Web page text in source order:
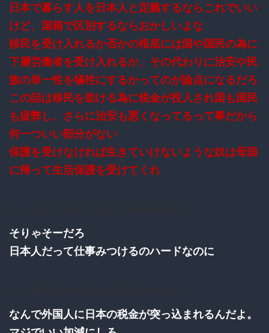
日本で暮らす人を日本人と定義するならこれでいい
けど、国籍で区別するならおかしいよな
移民を受け入れるか否かの根底には国や国民の為に
下層労働者を受け入れるか、その代わりに治安や民
族の単一性を犠牲にするかってのが論点になるだろ
この話は移民を助ける為に税金が投入され国も国民
も疲弊し、さらに治安も悪くなってるって事だから
何一ついい部分がない
保護を受けなければ生きていけないような奴は母国
に帰って生活保護を受けてくれ
そりゃそーだろ
日本人だって仕事みつけるのハードなのに
なんで外国人に日本の税金が突っ込まれるんだよ。